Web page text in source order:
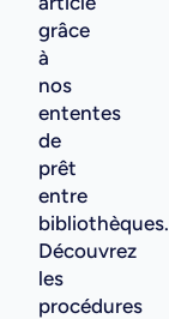
grâce
à
nos
ententes
de
prêt
entre
bibliothèques.
Découvrez
les
procédures